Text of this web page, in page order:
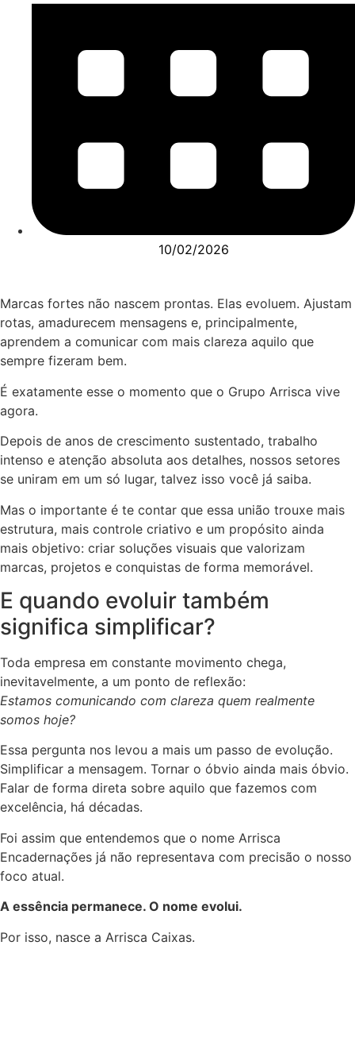
10/02/2026
Marcas fortes não nascem prontas. Elas evoluem. Ajustam
rotas, amadurecem mensagens e, principalmente,
aprendem a comunicar com mais clareza aquilo que
sempre fizeram bem.
É exatamente esse o momento que o Grupo Arrisca vive
agora.
Depois de anos de crescimento sustentado, trabalho
intenso e atenção absoluta aos detalhes, nossos setores
se uniram em um só lugar, talvez isso você já saiba.
Mas o importante é te contar que essa união trouxe mais
estrutura, mais controle criativo e um propósito ainda
mais objetivo: criar soluções visuais que valorizam
marcas, projetos e conquistas de forma memorável.
E quando evoluir também
significa simplificar?
Toda empresa em constante movimento chega,
inevitavelmente, a um ponto de reflexão:
Estamos comunicando com clareza quem realmente
somos hoje?
Essa pergunta nos levou a mais um passo de evolução.
Simplificar a mensagem. Tornar o óbvio ainda mais óbvio.
Falar de forma direta sobre aquilo que fazemos com
excelência, há décadas.
Foi assim que entendemos que o nome Arrisca
Encadernações já não representava com precisão o nosso
foco atual.
A essência permanece. O nome evolui.
Por isso, nasce a Arrisca Caixas.